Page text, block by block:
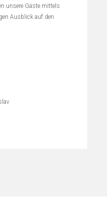
unsere Gäste mittels
Ausblick auf den